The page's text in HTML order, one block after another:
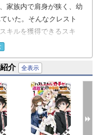
家族内で肩身が狭く、幼
いた。そんなクレスト
キルを獲得できるスキ
分からず嘘をついている
放されてしまい――。
に、ポイントが得られて
ントを貯めてガチャを回
闘に使えるスキルを獲得
由で快適な生活を目指
介 全表示